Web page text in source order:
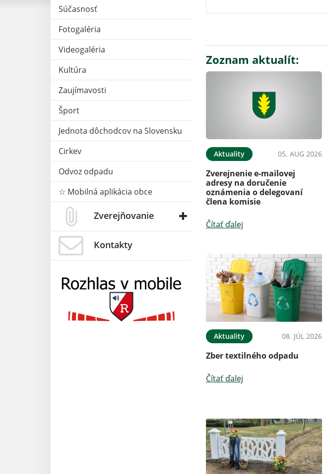
Súčasnosť
Fotogaléria
Videogaléria
Kultúra
Zaujímavosti
Šport
Jednota dôchodcov na Slovensku
Cirkev
Odvoz odpadu
☆ Mobilná aplikácia obce
Zverejňovanie
Kontakty
Zoznam aktualít:
Aktuality 05. AUG 2026
Zverejnenie e-mailovej
adresy na doručenie
oznámenia o delegovaní
člena komisie
Čítať ďalej
Aktuality 08. JÚL 2026
Zber textilného odpadu
Čítať ďalej